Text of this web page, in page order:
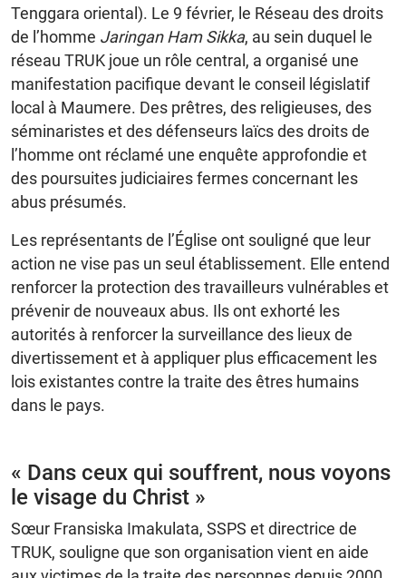
Tenggara oriental). Le 9 février, le Réseau des droits
de l’homme Jaringan Ham Sikka, au sein duquel le
réseau TRUK joue un rôle central, a organisé une
manifestation pacifique devant le conseil législatif
local à Maumere. Des prêtres, des religieuses, des
séminaristes et des défenseurs laïcs des droits de
l’homme ont réclamé une enquête approfondie et
des poursuites judiciaires fermes concernant les
abus présumés.
Les représentants de l’Église ont souligné que leur
action ne vise pas un seul établissement. Elle entend
renforcer la protection des travailleurs vulnérables et
prévenir de nouveaux abus. Ils ont exhorté les
autorités à renforcer la surveillance des lieux de
divertissement et à appliquer plus efficacement les
lois existantes contre la traite des êtres humains
dans le pays.
« Dans ceux qui souffrent, nous voyons
le visage du Christ »
Sœur Fransiska Imakulata, SSPS et directrice de
TRUK, souligne que son organisation vient en aide